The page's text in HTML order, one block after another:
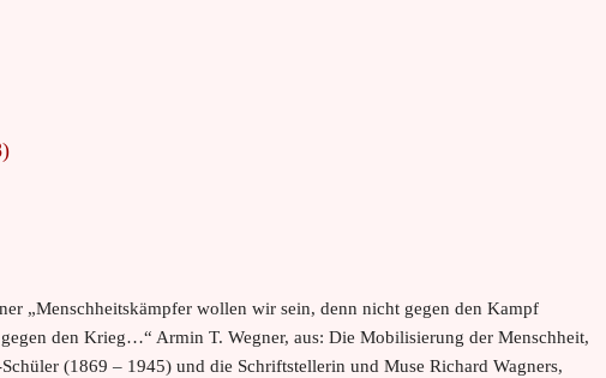
„Menschheitskämpfer wollen wir sein, denn nicht gegen den Kampf
den Krieg…“ Armin T. Wegner, aus: Die Mobilisierung der Menschheit,
(1869 – 1945) und die Schriftstellerin und Muse Richard Wagners,